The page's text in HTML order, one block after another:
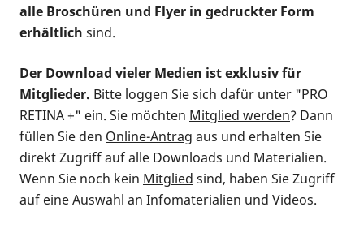
alle Broschüren und Flyer in gedruckter Form
erhältlich sind.
Der Download vieler Medien ist exklusiv für
Mitglieder. Bitte loggen Sie sich dafür unter "PRO
RETINA +" ein. Sie möchten Mitglied werden? Dann
füllen Sie den Online-Antrag aus und erhalten Sie
direkt Zugriff auf alle Downloads und Materialien.
Wenn Sie noch kein Mitglied sind, haben Sie Zugriff
auf eine Auswahl an Infomaterialien und Videos.